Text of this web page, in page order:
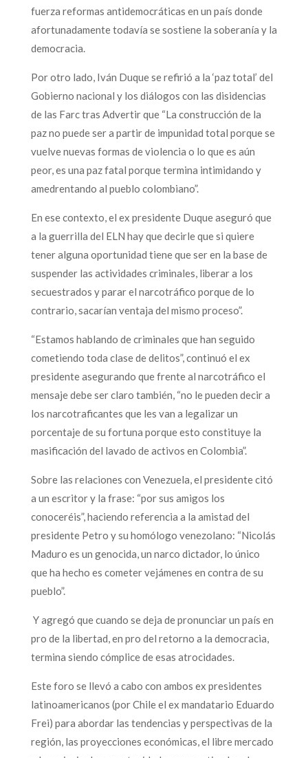
fuerza reformas antidemocráticas en un país donde
afortunadamente todavía se sostiene la soberanía y la
democracia.
Por otro lado, Iván Duque se refirió a la ‘paz total’ del
Gobierno nacional y los diálogos con las disidencias
de las Farc tras Advertir que “La construcción de la
paz no puede ser a partir de impunidad total porque se
vuelve nuevas formas de violencia o lo que es aún
peor, es una paz fatal porque termina intimidando y
amedrentando al pueblo colombiano”.
En ese contexto, el ex presidente Duque aseguró que
a la guerrilla del ELN hay que decirle que si quiere
tener alguna oportunidad tiene que ser en la base de
suspender las actividades criminales, liberar a los
secuestrados y parar el narcotráfico porque de lo
contrario, sacarían ventaja del mismo proceso”.
“Estamos hablando de criminales que han seguido
cometiendo toda clase de delitos”, continuó el ex
presidente asegurando que frente al narcotráfico el
mensaje debe ser claro también, “no le pueden decir a
los narcotraficantes que les van a legalizar un
porcentaje de su fortuna porque esto constituye la
masificación del lavado de activos en Colombia”.
Sobre las relaciones con Venezuela, el presidente citó
a un escritor y la frase: “por sus amigos los
conoceréis”, haciendo referencia a la amistad del
presidente Petro y su homólogo venezolano: “Nicolás
Maduro es un genocida, un narco dictador, lo único
que ha hecho es cometer vejámenes en contra de su
pueblo”.
Y agregó que cuando se deja de pronunciar un país en
pro de la libertad, en pro del retorno a la democracia,
termina siendo cómplice de esas atrocidades.
Este foro se llevó a cabo con ambos ex presidentes
latinoamericanos (por Chile el ex mandatario Eduardo
Frei) para abordar las tendencias y perspectivas de la
región, las proyecciones económicas, el libre mercado